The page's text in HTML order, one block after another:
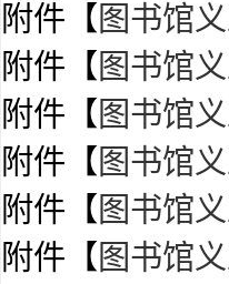
附件【 图书馆
附件【 图书馆
附件【 图书馆
附件【 图书馆
附件【 图书馆
附件【 图书馆